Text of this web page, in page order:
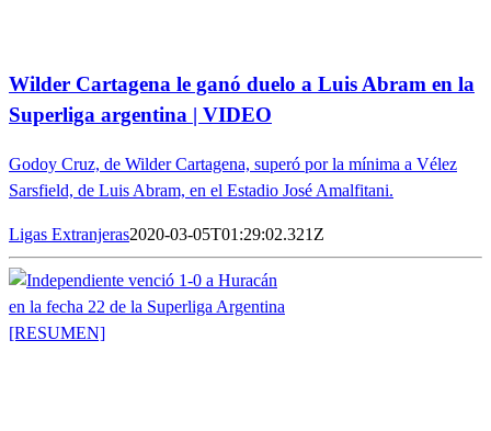
Wilder Cartagena le ganó duelo a Luis Abram en la
Superliga argentina | VIDEO
Godoy Cruz, de Wilder Cartagena, superó por la mínima a Vélez
Sarsfield, de Luis Abram, en el Estadio José Amalfitani.
Ligas Extranjeras2020-03-05T01:29:02.321Z